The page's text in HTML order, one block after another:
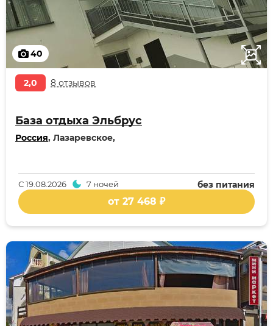
40
2,0 8 отзывов
База отдыха Эльбрус
Россия, Лазаревское,
без питания
С19.08.2026 7 ночей
от 27 468 ₽